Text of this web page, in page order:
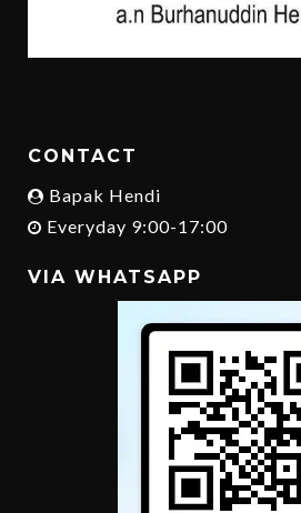
CONTACT
Bapak Hendi
Everyday 9:00-17:00
VIA WHATSAPP